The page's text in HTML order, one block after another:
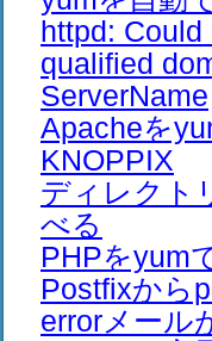
httpd:
qualified
ServerName
Apacheを
KNOPPIX
ディレクト
べる
PHPをyum
Postfixから
errorメール